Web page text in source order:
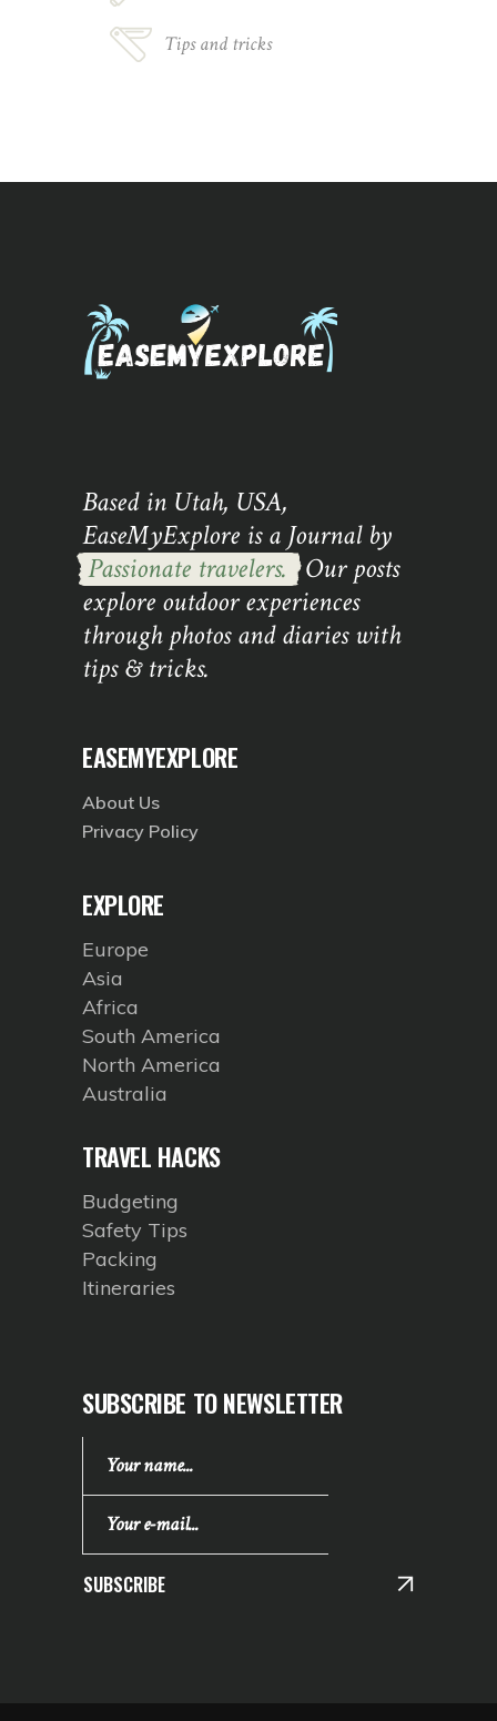
Tips and tricks
Based in Utah, USA,
EaseMyExplore is a Journal by
Passionate travelers. Our posts
explore outdoor experiences
through photos and diaries with
tips & tricks.
EASEMYEXPLORE
About Us
Privacy Policy
EXPLORE
Europe
Asia
Africa
South America
North America
Australia
TRAVEL HACKS
Budgeting
Safety Tips
Packing
Itineraries
SUBSCRIBE TO NEWSLETTER
SUBSCRIBE